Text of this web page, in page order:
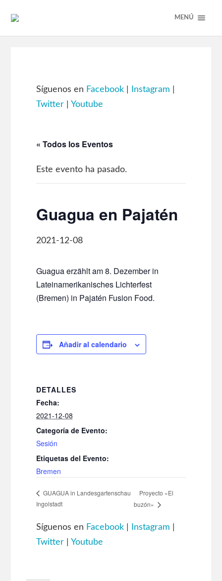
MENÚ
Síguenos en Facebook| Instagram
Twitter| Youtube
« Todos los Eventos
Este evento ha pasado.
Guagua en Pajatén
2021-12-08
Guagua erzählt am 8. Dezember in
Lateinamerikanisches Lichterfest
(Bremen) in Pajatén Fusion Food.
Añadir al calendario
DETALLES
Fecha:
2021-12-08
Categoría de Evento:
Sesión
Etiquetas del Evento:
Bremen
GUAGUA in Landesgartenschau
Ingolstadt
Proyecto «El
buzón»
Síguenos en Facebook| Instagram
Twitter| Youtube